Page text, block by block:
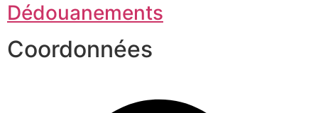
Dédouanements
Coordonnées